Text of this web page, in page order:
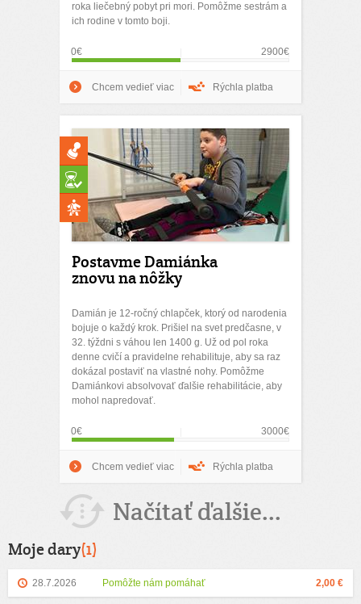
roka liečebný pobyt pri mori. Pomôžme sestrám a
ich rodine v tomto boji.
0€ 2900€
Chcem vedieť viac Rýchla platba
Postavme Damiánka
znovu na nôžky
Damián je 12-ročný chlapček, ktorý od narodenia
bojuje o každý krok. Prišiel na svet predčasne, v
32. týždni s váhou len 1400 g. Už od pol roka
denne cvičí a pravidelne rehabilituje, aby sa raz
dokázal postaviť na vlastné nohy. Pomôžme
Damiánkovi absolvovať ďalšie rehabilitácie, aby
mohol napredovať.
0€ 3000€
Chcem vedieť viac Rýchla platba
Načítať ďalšie...
Moje dary(1)
28.7.2026 Pomôžte nám pomáhať 2,00 €